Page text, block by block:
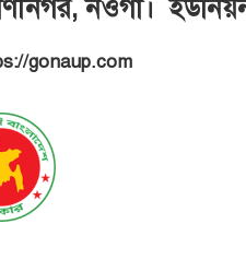
নওগাঁ।
gonaup.com